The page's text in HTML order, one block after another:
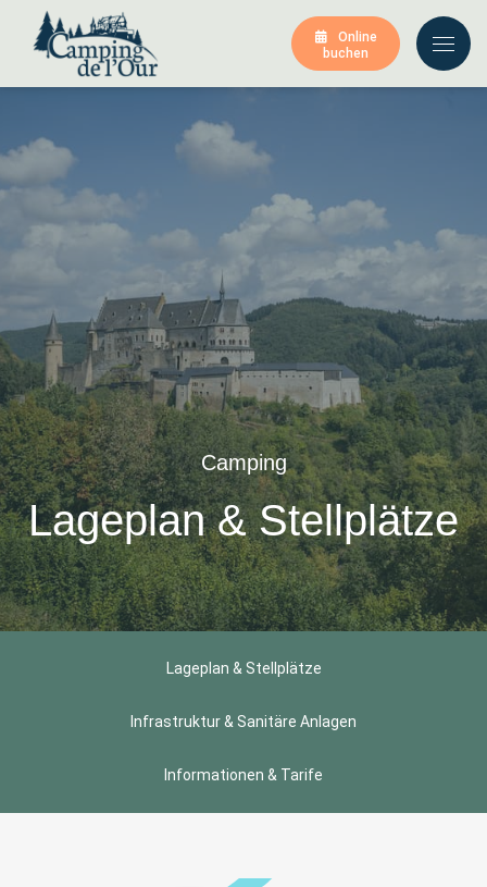
Online
buchen
Camping
Lageplan & Stellplätze
Lageplan & Stellplätze
Infrastruktur & Sanitäre Anlagen
Informationen & Tarife